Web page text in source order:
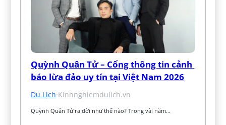
Quỳnh Quân Tử – Cổng thông tin cảnh
báo lừa đảo uy tín tại Việt Nam 2026
Du Lịch·Kinhnghiemdulich.vn
Quỳnh Quân Tử ra đời như thế nào? Trong vài năm…